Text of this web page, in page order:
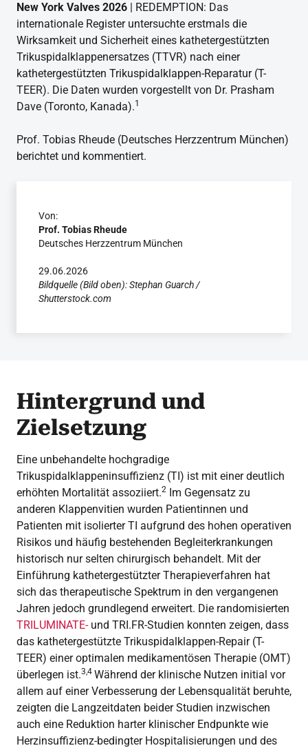
New York Valves 2026 | REDEMPTION: Das
internationale Register untersuchte erstmals die
Wirksamkeit und Sicherheit eines kathetergestützten
Trikuspidalklappenersatzes (TTVR) nach einer
kathetergestützten Trikuspidalklappen-Reparatur (T-
TEER). Die Daten wurden vorgestellt von Dr. Prasham
Dave (Toronto, Kanada).1
Prof. Tobias Rheude (Deutsches Herzzentrum München)
berichtet und kommentiert.
Von:
Prof. Tobias Rheude
Deutsches Herzzentrum München
29.06.2026
Bildquelle (Bild oben): Stephan Guarch /
Shutterstock.com
Hintergrund und
Zielsetzung
Eine unbehandelte hochgradige
Trikuspidalklappeninsuffizienz (TI) ist mit einer deutlich
erhöhten Mortalität assoziiert.2 Im Gegensatz zu
anderen Klappenvitien wurden Patientinnen und
Patienten mit isolierter TI aufgrund des hohen operativen
Risikos und häufig bestehenden Begleiterkrankungen
historisch nur selten chirurgisch behandelt. Mit der
Einführung kathetergestützter Therapieverfahren hat
sich das therapeutische Spektrum in den vergangenen
Jahren jedoch grundlegend erweitert. Die randomisierten
TRILUMINATE-und TRI.FR-Studien konnten zeigen, dass
das kathetergestützte Trikuspidalklappen-Repair (T-
TEER) einer optimalen medikamentösen Therapie (OMT)
überlegen ist.3,4 Während der klinische Nutzen initial vor
allem auf einer Verbesserung der Lebensqualität beruhte,
zeigten die Langzeitdaten beider Studien inzwischen
auch eine Reduktion harter klinischer Endpunkte wie
Herzinsuffizienz-bedingter Hospitalisierungen und des